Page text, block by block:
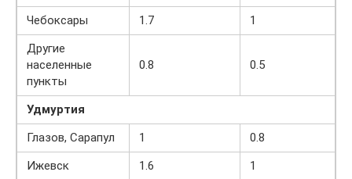
Чебоксары
1.7
1
Другие
населенные
пункты
0.8 0.5
Удмуртия
Глазов, Сарапул
1
0.8
Ижевск
1.6
1